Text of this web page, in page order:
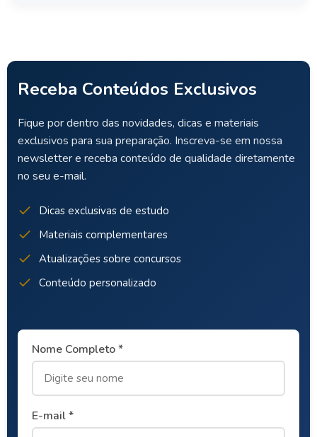
Receba Conteúdos Exclusivos
Fique por dentro das novidades, dicas e materiais
exclusivos para sua preparação. Inscreva-se em nossa
newsletter e receba conteúdo de qualidade diretamente
no seu e-mail.
Dicas exclusivas de estudo
Materiais complementares
Atualizações sobre concursos
Conteúdo personalizado
Nome Completo *
E-mail *